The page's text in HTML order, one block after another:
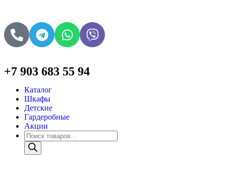
+7 903 683 55 94
Каталог
Шкафы
Детские
Гардеробные
Акции